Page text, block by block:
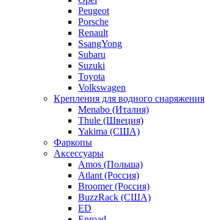
Peugeot
Porsche
Renault
SsangYong
Subaru
Suzuki
Toyota
Volkswagen
Крепления для водного снаряжения
Menabo (Италия)
Thule (Швеция)
Yakima (США)
Фаркопы
Аксессуары
Amos (Польша)
Atlant (Россия)
Broomer (Россия)
BuzzRack (США)
ED